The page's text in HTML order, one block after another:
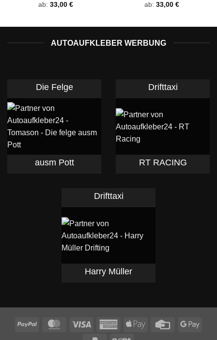
ab: 33,00 €
ab: 33,00 €
AUTOAUFKLEBER WERBUNG
Die Felge
ausm Pott
Drifttaxi
RT RACING
Drifttaxi
Harry Müller
PayPal MasterCardVisa
AmericanApple
Credit